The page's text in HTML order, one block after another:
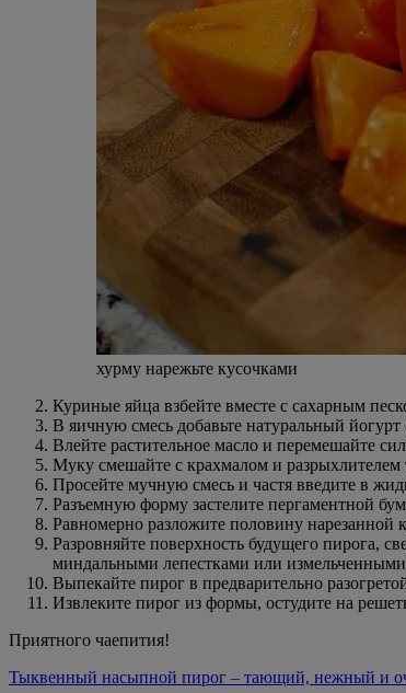
хурму нарежьте кусочками
Куриные яйца взбейте вместе с сахарным
В яичную смесь добавьте натуральный
Влейте растительное масло и перемешайте
Муку смешайте с крахмалом и разрыхлителем
Просейте мучную смесь и частя введите в
Разъемную форму застелите пергаментной
Равномерно разложите половину нарезанной
Разровняйте поверхность будущего пирога,
миндальными лепестками или
Выпекайте пирог в предварительно
Извлеките пирог из формы, остудите на
Приятного чаепития!
Тыквенный насыпной пирог – тающий, нежный и